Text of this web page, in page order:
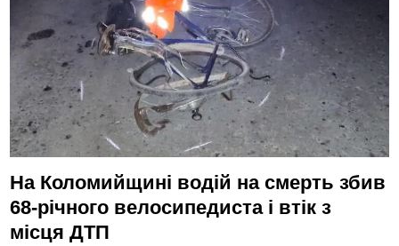
На Коломийщині водій на смерть збив
68-річного велосипедиста і втік з
місця ДТП